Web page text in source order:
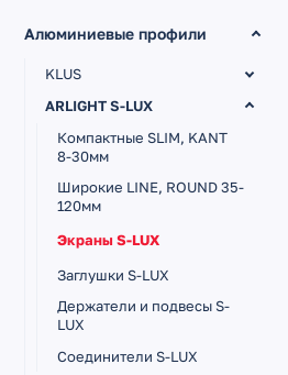
Алюминиевые профили
KLUS
ARLIGHT S-LUX
Компактные SLIM, KANT
8-30мм
Широкие LINE, ROUND 35-
120мм
Экраны S-LUX
Заглушки S-LUX
Держатели и подвесы S-
LUX
Соединители S-LUX